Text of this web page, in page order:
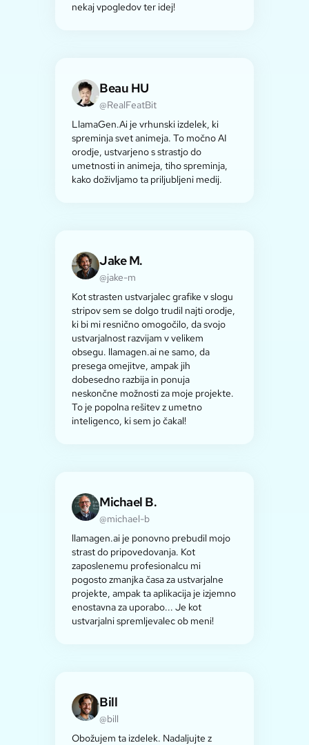
nekaj vpogledov ter idej!
Beau HU
@RealFeatBit
LlamaGen.Ai je vrhunski izdelek, ki
spreminja svet animeja. To močno AI
orodje, ustvarjeno s strastjo do
umetnosti in animeja, tiho spreminja,
kako doživljamo ta priljubljeni medij.
Jake M.
@jake-m
Kot strasten ustvarjalec grafike v slogu
stripov sem se dolgo trudil najti orodje,
ki bi mi resnično omogočilo, da svojo
ustvarjalnost razvijam v velikem
obsegu. llamagen.ai ne samo, da
presega omejitve, ampak jih
dobesedno razbija in ponuja
neskončne možnosti za moje projekte.
To je popolna rešitev z umetno
inteligenco, ki sem jo čakal!
Michael B.
@michael-b
llamagen.ai je ponovno prebudil mojo
strast do pripovedovanja. Kot
zaposlenemu profesionalcu mi
pogosto zmanjka časa za ustvarjalne
projekte, ampak ta aplikacija je izjemno
enostavna za uporabo... Je kot
ustvarjalni spremljevalec ob meni!
Bill
@bill
Obožujem ta izdelek. Nadaljujte z